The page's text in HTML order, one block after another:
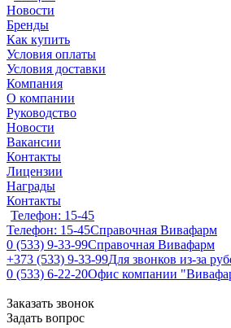
Новости
Бренды
Как купить
Условия оплаты
Условия доставки
Компания
О компании
Руководство
Новости
Вакансии
Контакты
Лицензии
Награды
Контакты
Телефон: 15-45
Телефон: 15-45Справочная Вивафарм
0 (533) 9-33-99Справочная Вивафарм
+373 (533) 9-33-99Для звонков из-за
0 (533) 6-22-20Офис компании
Заказать звонок
Задать вопрос